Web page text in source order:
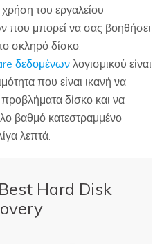
του εργαλείου
που μπορεί να σας βοηθήσει
σκληρό δίσκο.
δεδομένων λογισμικού είναι
που είναι ικανή να
δίσκο και να
βαθμό κατεστραμμένο
λεπτά.
Best Hard Disk